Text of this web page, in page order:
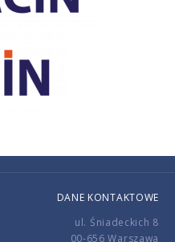
DANE KONTAKTOWE
ul. Śniadeckich 8
00-656 Warszawa